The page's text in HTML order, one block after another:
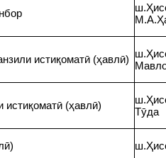
истиқоматӣ (ҳавлӣ)
(ҳавлӣ)
Тӯда